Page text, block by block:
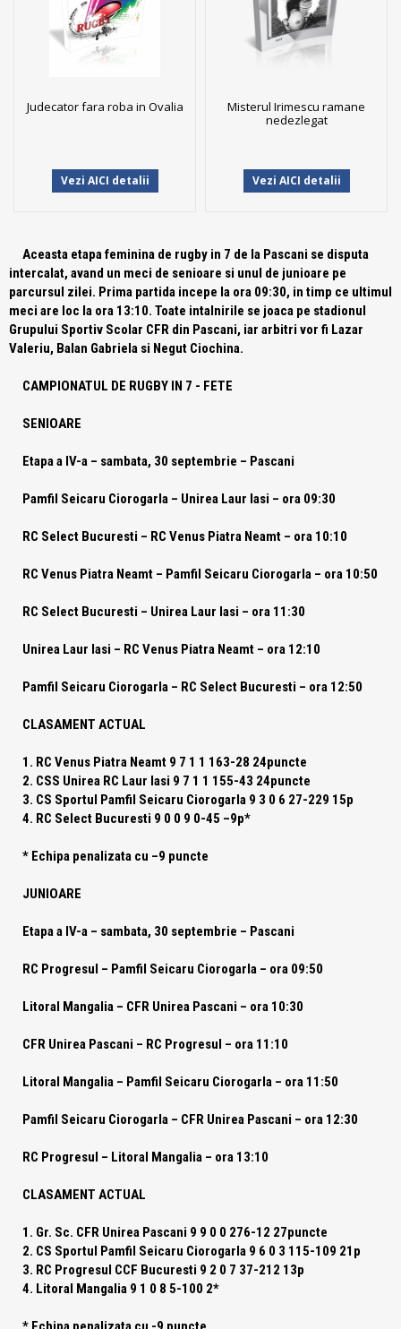
Judecator fara roba in Ovalia
Vezi AICI detalii
Misterul Irimescu ramane
nedezlegat
Vezi AICI detalii
Aceasta etapa feminina de rugby in 7 de la Pascani se disputa
intercalat, avand un meci de senioare si unul de junioare pe
parcursul zilei. Prima partida incepe la ora 09:30, in timp ce ultimul
meci are loc la ora 13:10. Toate intalnirile se joaca pe stadionul
Grupului Sportiv Scolar CFR din Pascani, iar arbitri vor fi Lazar
Valeriu, Balan Gabriela si Negut Ciochina.
CAMPIONATUL DE RUGBY IN 7 - FETE
SENIOARE
Etapa a IV-a – sambata, 30 septembrie – Pascani
Pamfil Seicaru Ciorogarla – Unirea Laur Iasi – ora 09:30
RC Select Bucuresti – RC Venus Piatra Neamt – ora 10:10
RC Venus Piatra Neamt – Pamfil Seicaru Ciorogarla – ora 10:50
RC Select Bucuresti – Unirea Laur Iasi – ora 11:30
Unirea Laur Iasi – RC Venus Piatra Neamt – ora 12:10
Pamfil Seicaru Ciorogarla – RC Select Bucuresti – ora 12:50
CLASAMENT ACTUAL
1. RC Venus Piatra Neamt 9 7 1 1 163-28 24puncte
2. CSS Unirea RC Laur Iasi 9 7 1 1 155-43 24puncte
3. CS Sportul Pamfil Seicaru Ciorogarla 9 3 0 6 27-229 15p
4. RC Select Bucuresti 9 0 0 9 0-45 –9p*
* Echipa penalizata cu –9 puncte
JUNIOARE
Etapa a IV-a – sambata, 30 septembrie – Pascani
RC Progresul – Pamfil Seicaru Ciorogarla – ora 09:50
Litoral Mangalia – CFR Unirea Pascani – ora 10:30
CFR Unirea Pascani – RC Progresul – ora 11:10
Litoral Mangalia – Pamfil Seicaru Ciorogarla – ora 11:50
Pamfil Seicaru Ciorogarla – CFR Unirea Pascani – ora 12:30
RC Progresul – Litoral Mangalia – ora 13:10
CLASAMENT ACTUAL
1. Gr. Sc. CFR Unirea Pascani 9 9 0 0 276-12 27puncte
2. CS Sportul Pamfil Seicaru Ciorogarla 9 6 0 3 115-109 21p
3. RC Progresul CCF Bucuresti 9 2 0 7 37-212 13p
4. Litoral Mangalia 9 1 0 8 5-100 2*